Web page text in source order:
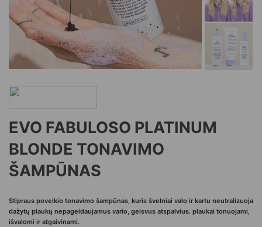
EVO FABULOSO PLATINUM
BLONDE TONAVIMO
ŠAMPŪNAS
Stipraus poveikio tonavimo šampūnas, kuris švelniai valo ir kartu neutralizuoja
dažytų plaukų nepageidaujamus vario, gelsvus atspalvius. plaukai tonuojami,
išvalomi ir atgaivinami.